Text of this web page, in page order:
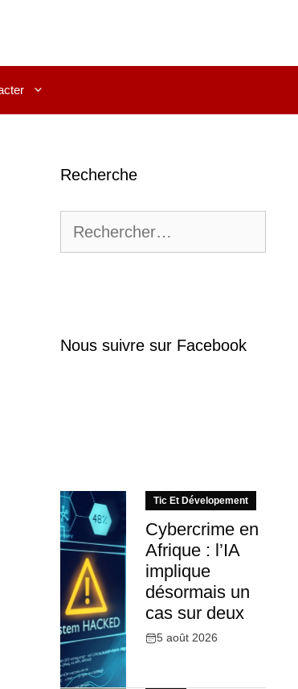
Recherche
Nous suivre sur Facebook
Tic Et Dévelopement
Cybercrime en
Afrique : l’IA
implique
désormais un
cas sur deux
5 août 2026